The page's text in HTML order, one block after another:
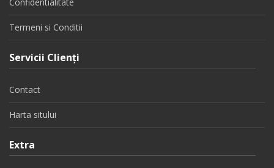
Termeni si Conditii
Servicii Clienţi
Contact
Harta sitului
Extra